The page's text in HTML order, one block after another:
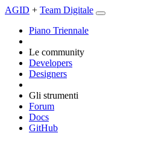
AGID + Team Digitale
Piano Triennale
Le community
Developers
Designers
Gli strumenti
Forum
Docs
GitHub